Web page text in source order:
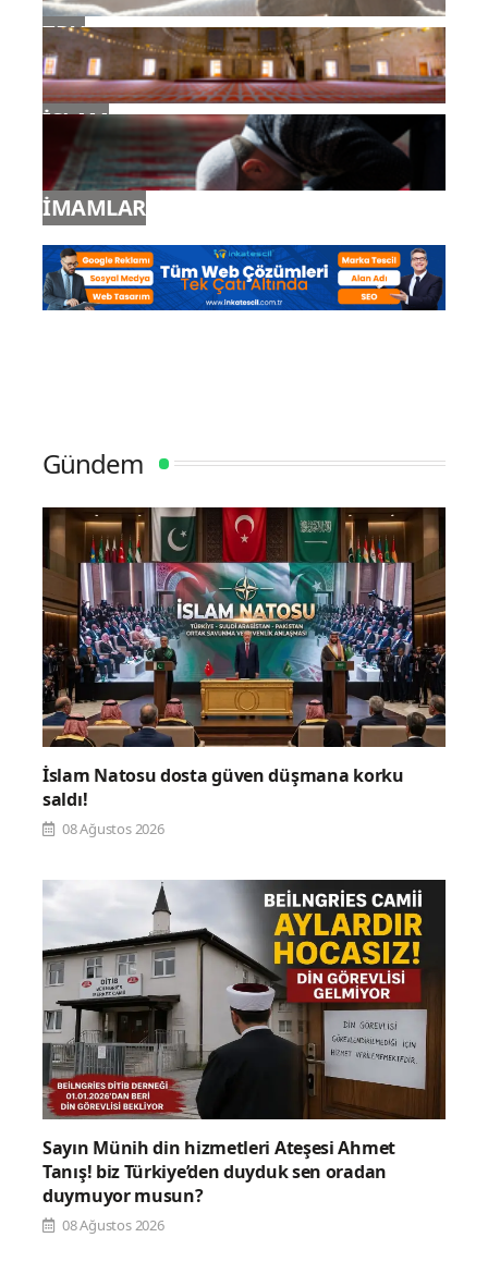
TDV
İSLAM
İMAMLAR
Gündem
İslam Natosu dosta güven düşmana korku
saldı!
08 Ağustos 2026
Sayın Münih din hizmetleri Ateşesi Ahmet
Tanış! biz Türkiye’den duyduk sen oradan
duymuyor musun?
08 Ağustos 2026